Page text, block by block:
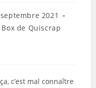
:
2021
de Quiscrap
c’est mal connaître